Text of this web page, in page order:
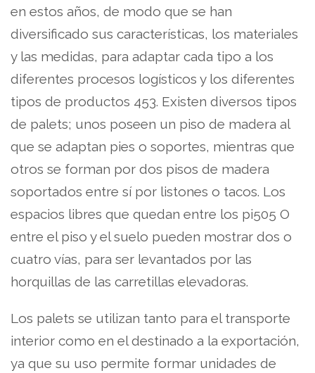
en estos años, de modo que se han
diversificado sus características, los materiales
y las medidas, para adaptar cada tipo a los
diferentes procesos logísticos y los diferentes
tipos de productos 453. Existen diversos tipos
de palets; unos poseen un piso de madera al
que se adaptan pies o soportes, mientras que
otros se forman por dos pisos de madera
soportados entre sí por listones o tacos. Los
espacios libres que quedan entre los pi505 O
entre el piso y el suelo pueden mostrar dos o
cuatro vías, para ser levantados por las
horquillas de las carretillas elevadoras.
Los palets se utilizan tanto para el transporte
interior como en el destinado a la exportación,
ya que su uso permite formar unidades de